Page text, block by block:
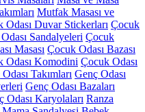
Mutfak Masası ve
Odası Duvar Stickerları Çocuk
Sandalyeleri Çocuk
Masası Çocuk Odası Bazası
Odası Komodini Çocuk Odası
Takımları Genç Odası
Genç Odası Bazaları
Odası Karyolaları Ranza